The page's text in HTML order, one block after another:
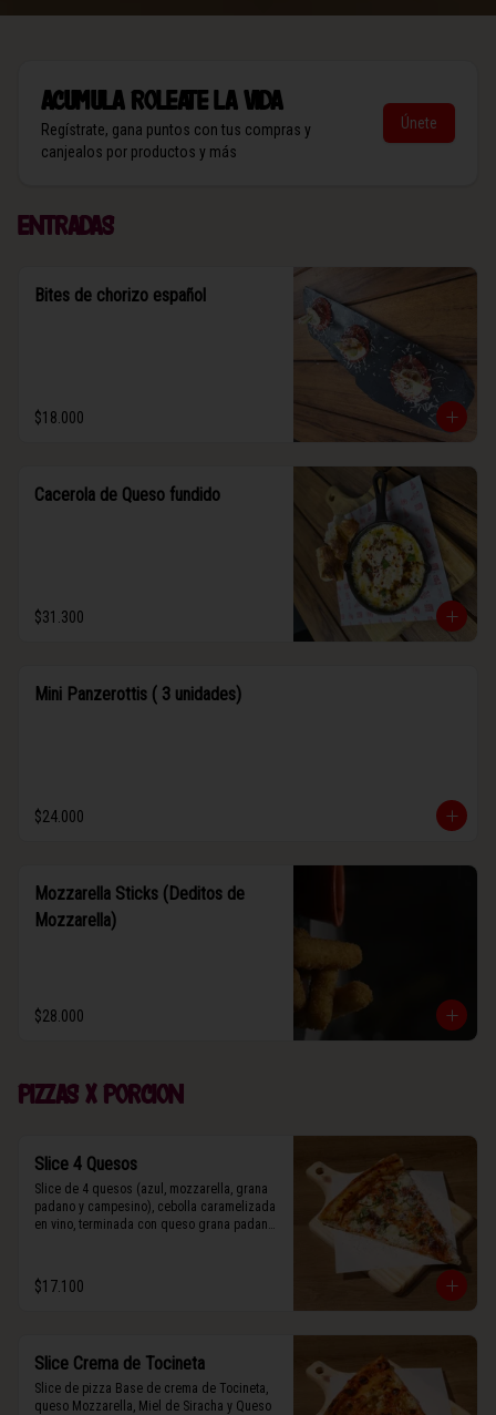
AcumulaRoleate la vida
Regístrate, gana puntos con tus compras y
canjealos por productos y más
Únete
Entradas
Bites de chorizo español
$18.000
Cacerola de Queso fundido
$31.300
Mini Panzerottis ( 3 unidades)
$24.000
Mozzarella Sticks (Deditos de
Mozzarella)
$28.000
Pizzas x porcion
Slice 4 Quesos
Slice de 4 quesos (azul, mozzarella, grana
padano y campesino), cebolla caramelizada
en vino, terminada con queso grana padano
$17.100
Slice Crema de Tocineta
Slice de pizza Base de crema de Tocineta,
queso Mozzarella, Miel de Siracha y Queso